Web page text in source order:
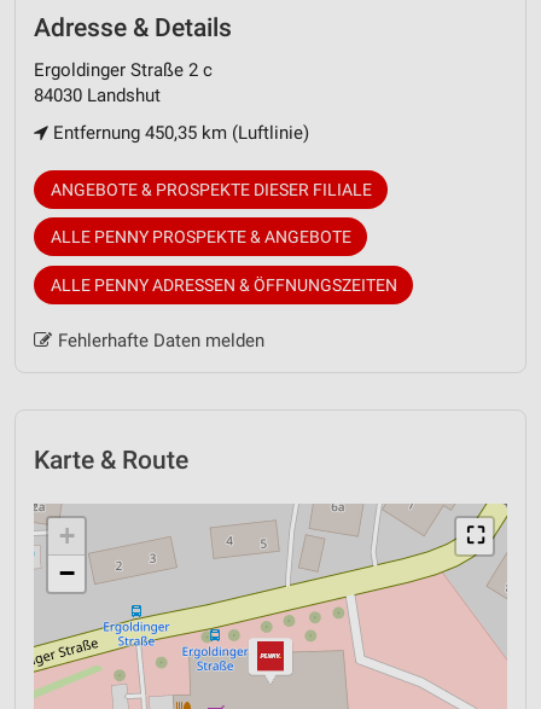
Adresse & Details
Ergoldinger Straße 2 c
84030 Landshut
Entfernung 450,35 km (Luftlinie)
ANGEBOTE & PROSPEKTE DIESER FILIALE
ALLE PENNY PROSPEKTE & ANGEBOTE
ALLE PENNY ADRESSEN & ÖFFNUNGSZEITEN
Fehlerhafte Daten melden
Karte & Route
⛶
+
−